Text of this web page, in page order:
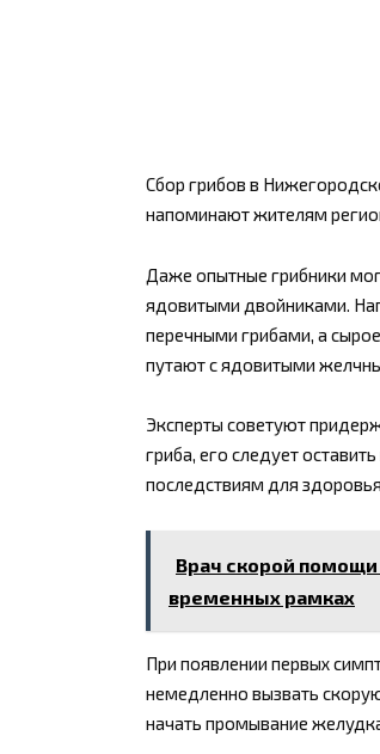
Сбор грибов в
напоминают жителям
Даже опытные грибники
ядовитыми двойниками.
перечными грибами, а
путают с ядовитыми
Эксперты советуют
гриба, его следует
последствиям для
Врач скорой помощи
временных рамках
При появлении первых
немедленно вызвать
начать промывание